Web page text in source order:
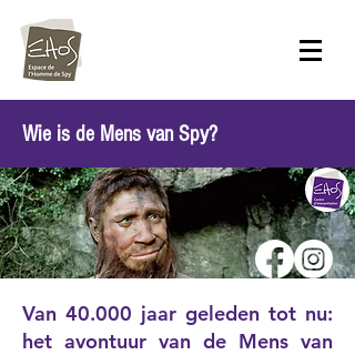
Wie is de Mens van Spy?
Van 40.000 jaar geleden tot nu:
het avontuur van de Mens van